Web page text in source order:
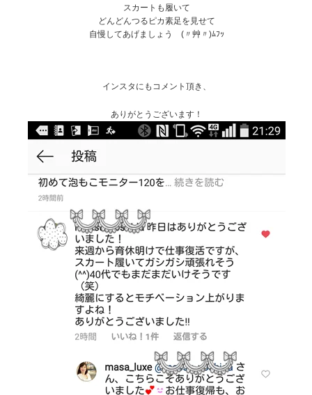
スカートも履いて
どんどんつるピカ素足を見せて
自慢してあげましょう (〃艸〃)ﾑﾌｯ
インスタにもコメント頂き、
ありがとうございます！